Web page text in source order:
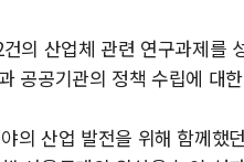
의 산업체 관련 연구과제를
공공기관의 정책 수립에 대
의 산업 발전을 위해 함께했